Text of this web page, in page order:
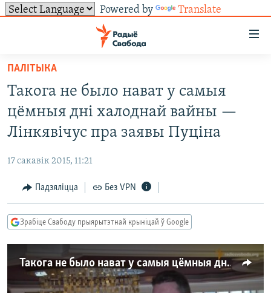
Powered by Translate
ўнівэрсальнага
доступу
Перайсьці
да
галоўнага
зьместу
да
навігацыі
Перайсьці
да
ВІДЭА І ФОТА
ЭКАНОМІКА
КУЛЬТУРА
ГІСТОРЫЯ НА СВАБОДЗЕ
ПАДКАСТЫ
МОВА
СУВЯЗЬ
ПАДЗЯЛІЦЦА ІНФАРМАЦЫЯЙ
ПАДКАСТЫ
Усе сайты РС/РСЭ
ПАЛІТЫКА
Такога не было нават у самыя
цёмныя дні халоднай вайны —
Лінкявічус пра заявы Пуціна
17 сакавік 2015, 11:21
Падзяліцца Без VPN
Зрабіце Свабоду прыярытэтнай крыніцай ў Google
Такога не было нават у самыя цёмныя дні халоднай вайны – Лінкявічус пра заявы Пуціна